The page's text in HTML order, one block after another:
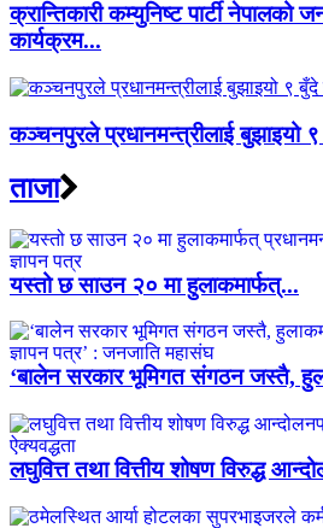
क्रान्तिकारी कम्युनिष्ट पार्टी नेपालको
कार्यक्रम...
कञ्चनपुरले प्रधानमन्त्रीलाई बुझाइयो ९
ताजा
यस्तो छ साउन २० मा हुलाकमार्फत्...
‘बालेन सरकार भूमिगत संगठन जस्तै,
लघुवित्त तथा वित्तीय शोषण विरुद्ध